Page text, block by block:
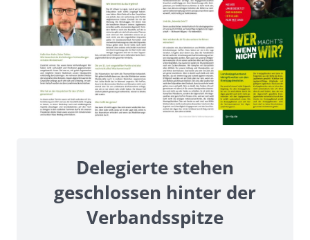
Delegierte stehen
geschlossen hinter der
Verbandsspitze